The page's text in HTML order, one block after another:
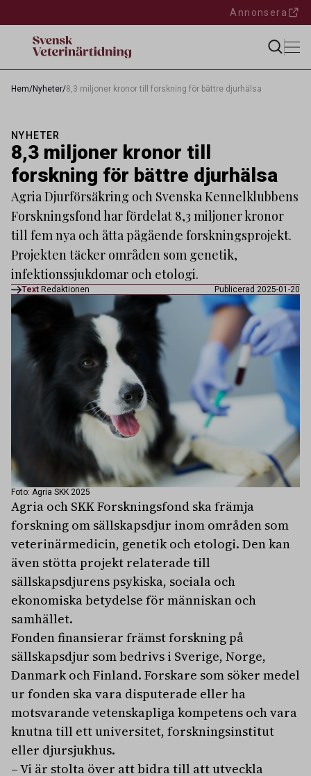
Annonsera
Hem/Nyheter/8,3 miljoner kronor till forskning för bättre djurhälsa
NYHETER
8,3 miljoner kronor till
forskning för bättre djurhälsa
Agria Djurförsäkring och Svenska Kennelklubbens
Forskningsfond har fördelat 8,3 miljoner kronor
till fem nya och åtta pågående forskningsprojekt.
Projekten täcker områden som genetik,
infektionssjukdomar och etologi.
Text Redaktionen Publicerad 2025-01-20
Foto: Agria SKK 2025
Agria och SKK Forskningsfond ska främja
forskning om sällskapsdjur inom områden som
veterinärmedicin, genetik och etologi. Den kan
även stötta projekt relaterade till
sällskapsdjurens psykiska, sociala och
ekonomiska betydelse för människan och
samhället.
Fonden finansierar främst forskning på
sällskapsdjur som bedrivs i Sverige, Norge,
Danmark och Finland. Forskare som söker medel
ur fonden ska vara disputerade eller ha
motsvarande vetenskapliga kompetens och vara
knutna till ett universitet, forskningsinstitut
eller djursjukhus.
– Vi är stolta över att bidra till att utveckla